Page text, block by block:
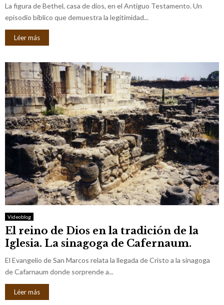
La figura de Bethel, casa de dios, en el Antiguo Testamento. Un
episodio bíblico que demuestra la legitimidad...
Léer más
Videoblog
El reino de Dios en la tradición de la
Iglesia. La sinagoga de Cafernaum.
El Evangelio de San Marcos relata la llegada de Cristo a la sinagoga
de Cafarnaum donde sorprende a...
Léer más